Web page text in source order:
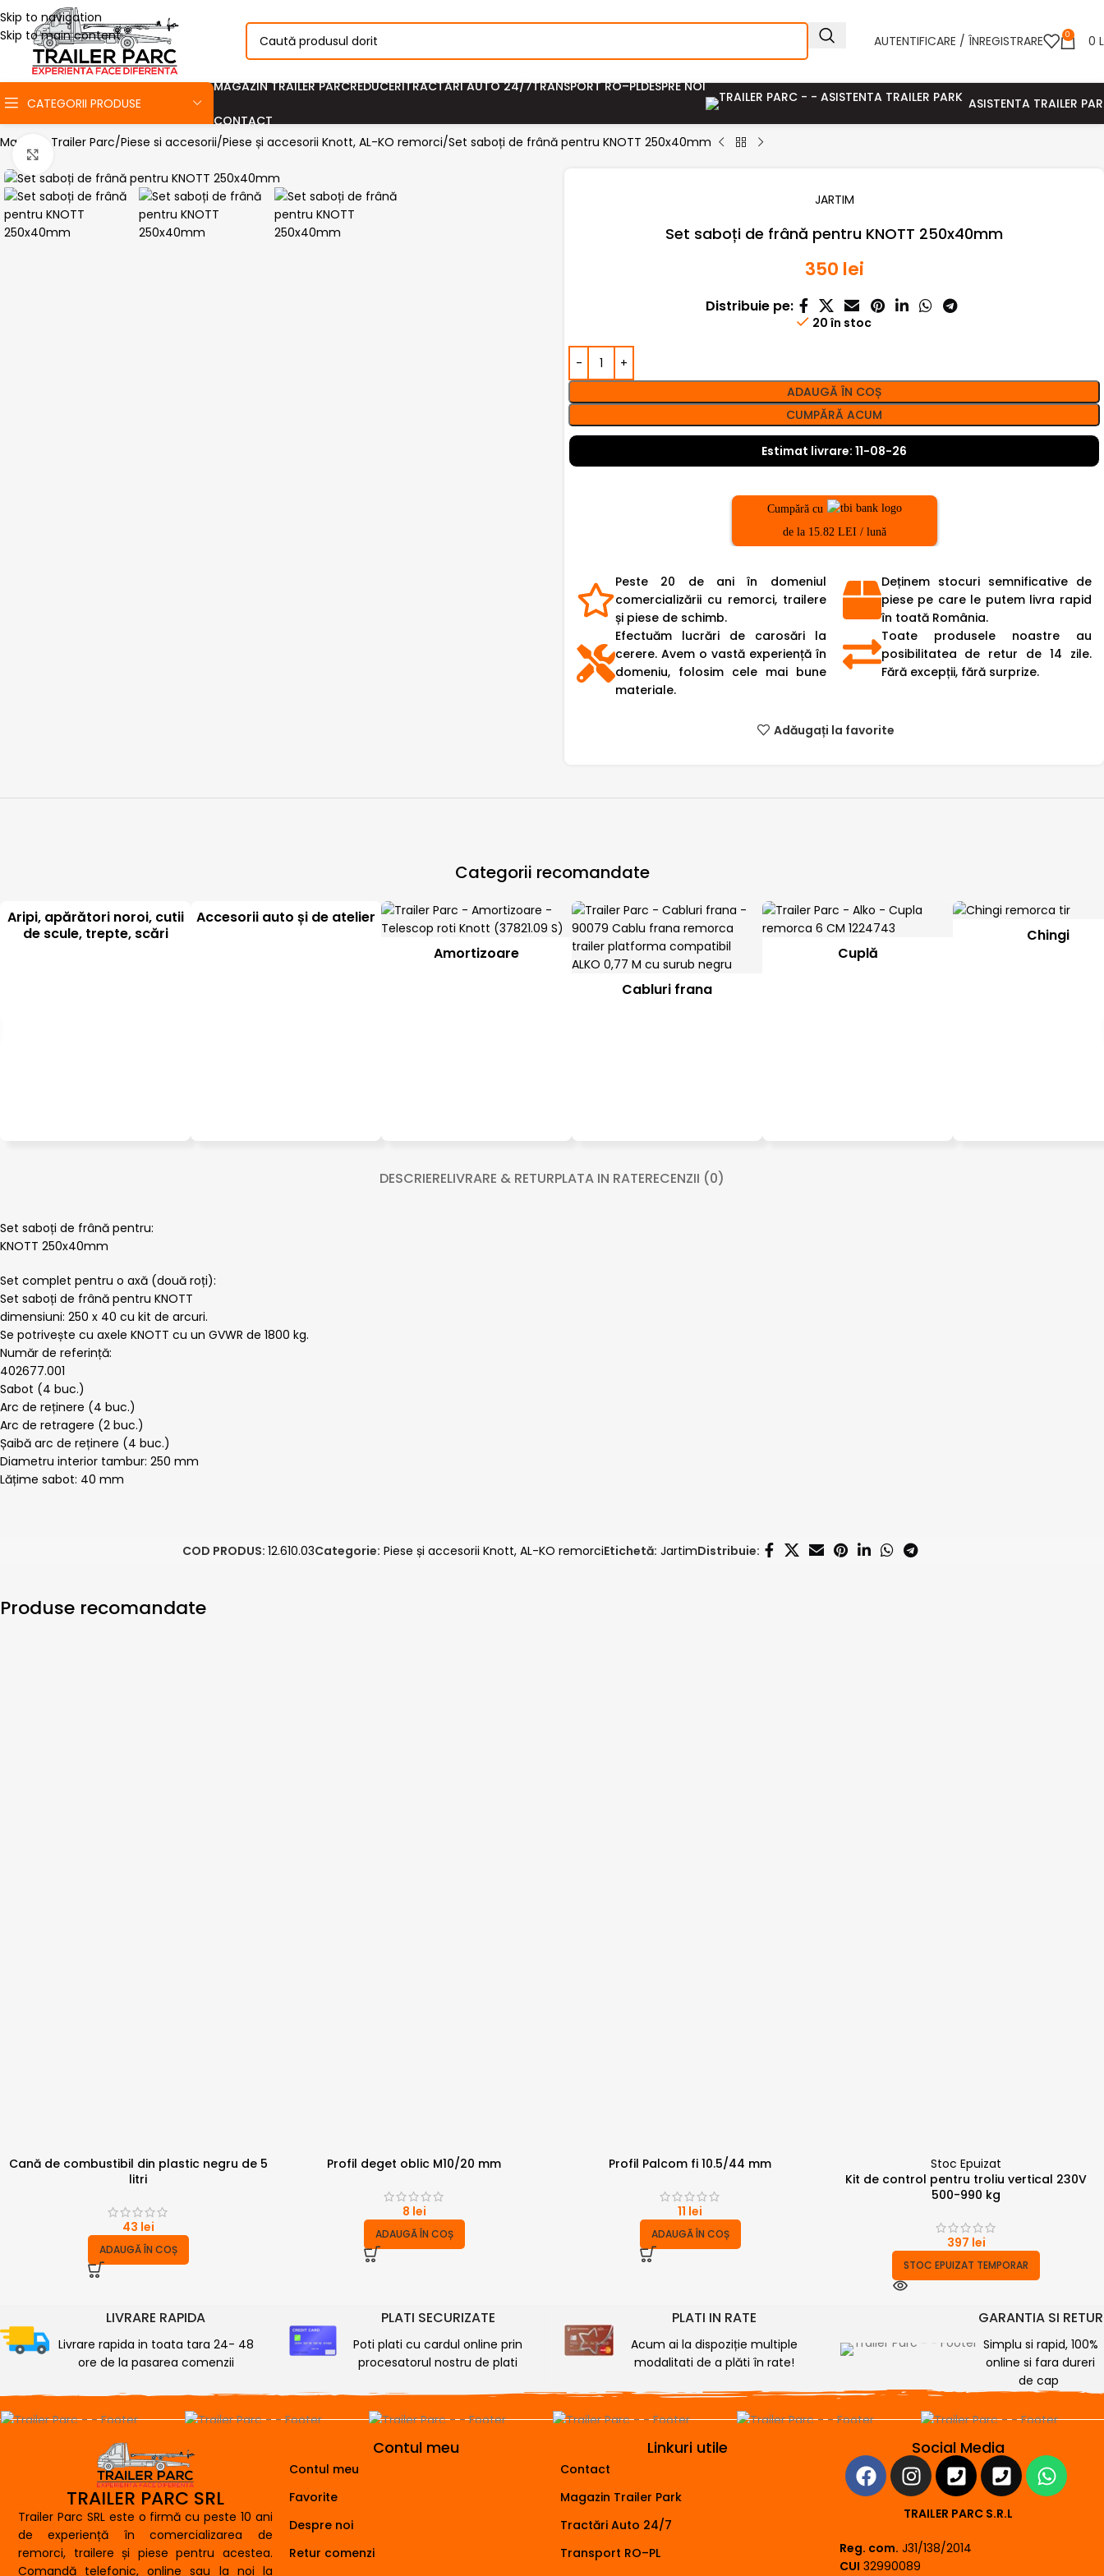
Skip to navigation
Skip to main content
AUTENTIFICARE / ÎNREGISTRARE 0 0
CATEGORII PRODUSE
MAGAZIN TRAILER PARCREDUCERITRACTĂRI AUTO 24/7TRANSPORT RO–PLDESPRE NOI
CONTACT
ASISTENTA TRAILER
Magazin Trailer Parc Piese si accesorii Piese și accesorii Knott, AL-KO remorci Set saboți de frână pentru KNOTT 250x40mm
JARTIM
Set saboți de frână pentru KNOTT 250x40mm
350 lei
Distribuie pe:
20 în stoc
ADAUGĂ ÎN COȘ
CUMPĂRĂ ACUM
Estimat livrare: 11-08-26
Cumpără cu
de la 15.82 LEI / lună
Peste 20 de ani în domeniul
comercializării cu remorci, trailere
și piese de schimb.
Efectuăm lucrări de carosări la
cerere. Avem o vastă experiență în
domeniu, folosim cele mai bune
materiale.
Deținem stocuri semnificative de
piese pe care le putem livra rapid
în toată România.
Toate produsele noastre au
posibilitatea de retur de 14 zile.
Fără excepții, fără surprize.
Adăugați la favorite
Categorii recomandate
Aripi, apărători noroi, cutii
de scule, trepte, scări
Accesorii auto și de atelier
Amortizoare
Cabluri frana
Cuplă
Chingi
DESCRIERELIVRARE & RETURPLATA IN RATERECENZII (0)
Set saboți de frână pentru:
KNOTT 250x40mm
Set complet pentru o axă (două roți):
Set saboți de frână pentru KNOTT
dimensiuni: 250 x 40 cu kit de arcuri.
Se potrivește cu axele KNOTT cu un GVWR de 1800 kg.
Număr de referință:
402677.001
Sabot (4 buc.)
Arc de reținere (4 buc.)
Arc de retragere (2 buc.)
Șaibă arc de reținere (4 buc.)
Diametru interior tambur: 250 mm
Lățime sabot: 40 mm
COD PRODUS: 12.610.03Categorie: Piese și accesorii Knott, AL-KO remorciEtichetă: JartimDistribuie:
Produse recomandate
Cană de combustibil din plastic negru de 5
litri
43 lei
ADAUGĂ ÎN COȘ
Profil deget oblic M10/20 mm
8 lei
ADAUGĂ ÎN COȘ
Profil Palcom fi 10.5/44 mm
11 lei
ADAUGĂ ÎN COȘ
Stoc Epuizat
Kit de control pentru troliu vertical 230V
500-990 kg
397 lei
STOC EPUIZAT TEMPORAR
LIVRARE RAPIDA
Livrare rapida in toata tara 24- 48
ore de la pasarea comenzii
PLATI SECURIZATE
Poti plati cu cardul online prin
procesatorul nostru de plati
PLATI IN RATE
Acum ai la dispoziție multiple
modalitati de a plăti în rate!
GARANTIA SI RETUR
Simplu si rapid, 100%
online si fara dureri
de cap
TRAILER PARC SRL
Trailer Parc SRL este o firmă cu peste 10 ani
de experiență în comercializarea de
remorci, trailere și piese pentru acestea.
Comandă telefonic, online sau la noi la
Contul meu
Contul meu
Favorite
Despre noi
Retur comenzi
Linkuri utile
Contact
Magazin Trailer Park
Tractări Auto 24/7
Transport RO–PL
Social Media
TRAILER PARC S.R.L
Reg. com. J31/138/2014
CUI 32990089